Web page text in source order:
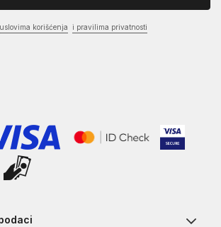
uslovima korišćenja i pravilima privatnosti